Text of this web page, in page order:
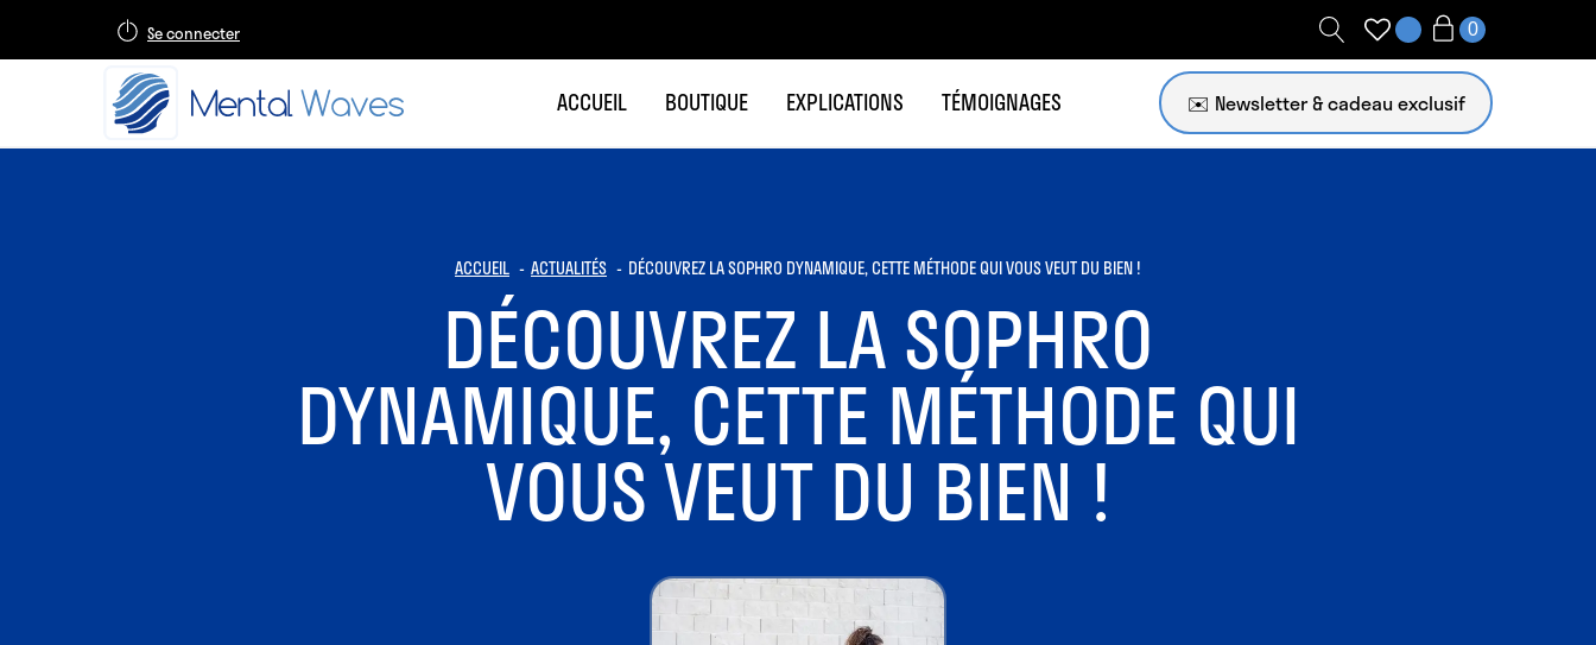
Se connecter
ACCUEIL BOUTIQUE EXPLICATIONS TÉMOIGNAGES ✉️ Newsletter
ACCUEIL ACTUALITÉS DÉCOUVREZ LA SOPHRO DYNAMIQUE, CETTE MÉTHODE QUI VOUS VEUT DU BIEN !
DÉCOUVREZ LA SOPHRO
DYNAMIQUE, CETTE MÉTHODE QUI
VOUS VEUT DU BIEN !